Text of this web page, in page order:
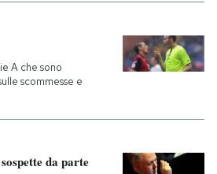
A che sono
scommesse e
da parte